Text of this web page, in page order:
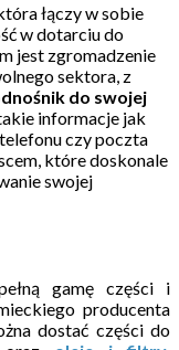
która łączy w sobie
w dotarciu do
jest zgromadzenie
sektora, z
do swojej
informacje jak
czy poczta
które doskonale
swojej
gamę części i
producenta
dostać części do